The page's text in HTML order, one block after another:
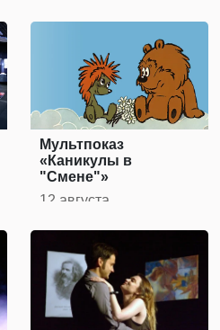
Мультпоказ
«Каникулы в
"Смене"»
12 августа